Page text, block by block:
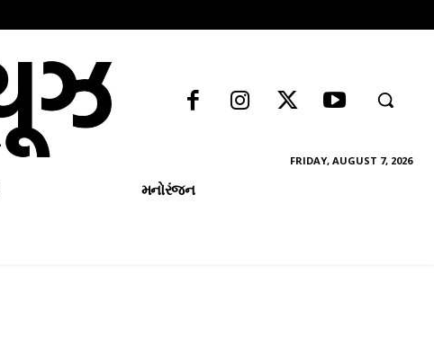
FRIDAY, AUGUST 7, 2026
મનોરંજન